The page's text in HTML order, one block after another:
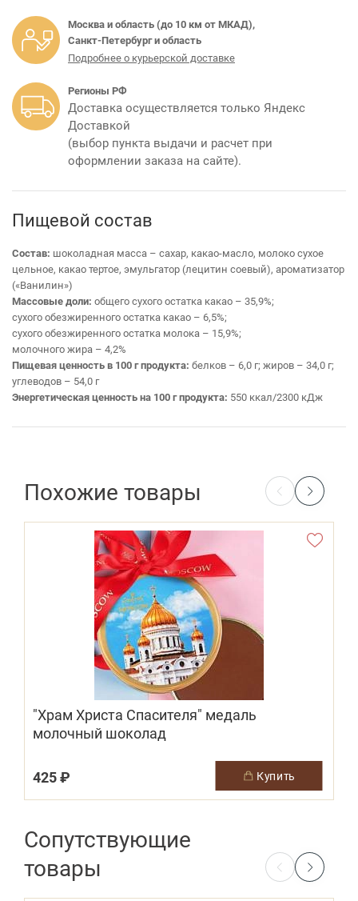
Москва и область (до 10 км от МКАД),
Санкт-Петербург и область
Подробнее о курьерской доставке
Регионы РФ
Доставка осуществляется только Яндекс
Доставкой
(выбор пункта выдачи и расчет при
оформлении заказа на сайте).
Пищевой состав
Состав: шоколадная масса – сахар, какао-масло, молоко сухое
цельное, какао тертое, эмульгатор (лецитин соевый), ароматизатор
(«Ванилин»)
Массовые доли: общего сухого остатка какао – 35,9%;
сухого обезжиренного остатка какао – 6,5%;
сухого обезжиренного остатка молока – 15,9%;
молочного жира – 4,2%
Пищевая ценность в 100 г продукта: белков – 6,0 г; жиров – 34,0 г;
углеводов – 54,0 г
Энергетическая ценность на 100 г продукта: 550 ккал/2300 кДж
Похожие товары
"Храм Христа Спасителя" медаль
молочный шоколад
425 ₽ купить
Сопутствующие
товары